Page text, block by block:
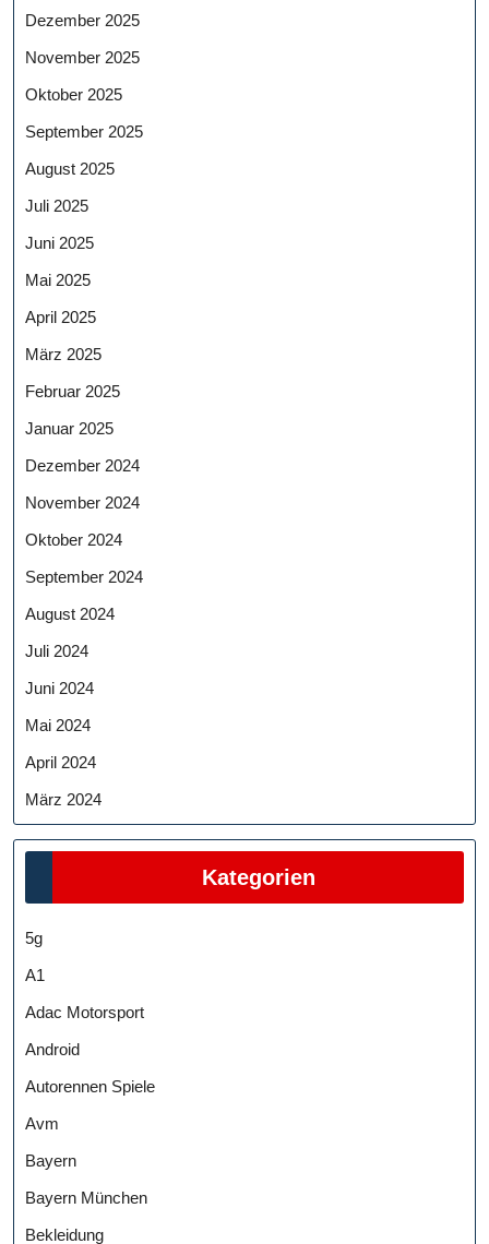
Dezember 2025
November 2025
Oktober 2025
September 2025
August 2025
Juli 2025
Juni 2025
Mai 2025
April 2025
März 2025
Februar 2025
Januar 2025
Dezember 2024
November 2024
Oktober 2024
September 2024
August 2024
Juli 2024
Juni 2024
Mai 2024
April 2024
März 2024
Kategorien
5g
A1
Adac Motorsport
Android
Autorennen Spiele
Avm
Bayern
Bayern München
Bekleidung